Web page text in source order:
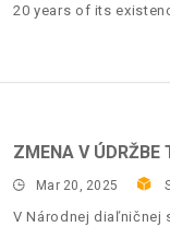
20 years of its
ZMENA V ÚDRŽBE
Mar 20, 2025
V Národnej diaľničnej